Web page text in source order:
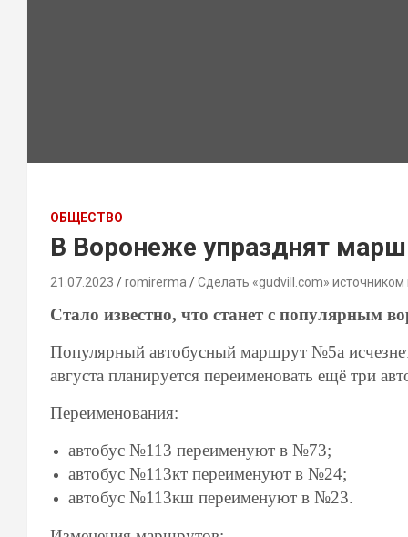
ОБЩЕСТВО
В Воронеже упразднят
21.07.2023 romirerma Сделать «gudvill.com» источником
Стало известно, что станет с
Популярный автобусный маршрут №5а
августа планируется переименовать ещё три
Переименования:
автобус №113 переименуют в №73;
автобус №113кт переименуют в №24;
автобус №113кш переименуют в №23.